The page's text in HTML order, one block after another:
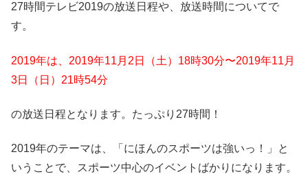
27時間テレビ2019の放送日程や、放送時間についてで
す。
2019年は、2019年11月2日（土）18時30分〜2019年11月
3日（日）21時54分
の放送日程となります。たっぷり27時間！
2019年のテーマは、「にほんのスポーツは強いっ！」と
いうことで、スポーツ中心のイベントばかりになります。